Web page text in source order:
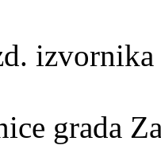
izvornika
grada